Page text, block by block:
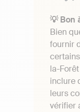
💡 Bon
Bien
fournir
la-
inclure
leurs
vérifier